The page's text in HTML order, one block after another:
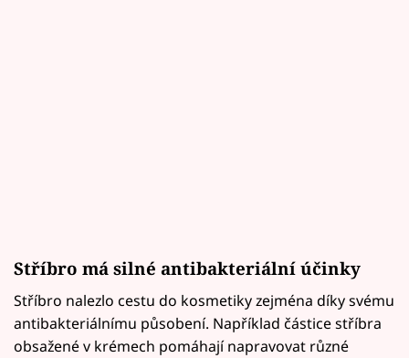
Stříbro má silné antibakteriální účinky
Stříbro nalezlo cestu do kosmetiky zejména díky svému
antibakteriálnímu působení. Například částice stříbra
obsažené v krémech pomáhají napravovat různé